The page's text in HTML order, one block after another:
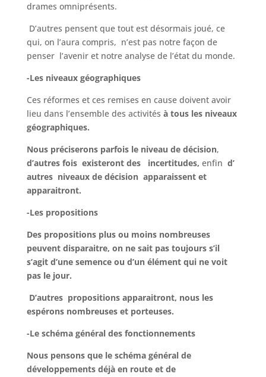
drames omniprésents.
D’autres pensent que tout est désormais joué, ce
qui, on l’aura compris, n’est pas notre façon de
penser l’avenir et notre analyse de l’état du monde.
-Les niveaux géographiques
Ces réformes et ces remises en cause doivent avoir
lieu dans l’ensemble des activités à tous les niveaux
géographiques.
Nous préciserons parfois le niveau de décision,
d’autres fois existeront des incertitudes, enfin d’
autres niveaux de décision apparaissent et
apparaitront.
-Les propositions
Des propositions plus ou moins nombreuses
peuvent disparaitre, on ne sait pas toujours s’il
s’agit d’une semence ou d’un élément qui ne voit
pas le jour.
D’autres propositions apparaitront, nous les
espérons nombreuses et porteuses.
-Le schéma général des fonctionnements
Nous pensons que le schéma général de
développements déjà en route et de